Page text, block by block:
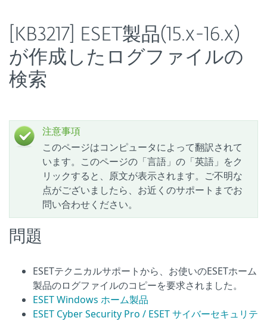
[KB3217] ESET製品(15.x-16.x)
が作成したログファイルの
検索
注意事項
このページはコンピュータによって翻訳されて
います。このページの「言語」の「英語」をク
リックすると、原文が表示されます。ご不明な
点がございましたら、お近くのサポートまでお
問い合わせください。
問題
ESETテクニカルサポートから、お使いのESETホーム
製品のログファイルのコピーを要求されました。
ESET Windows ホーム製品
ESET Cyber Security Pro / ESET サイバーセキュリテ